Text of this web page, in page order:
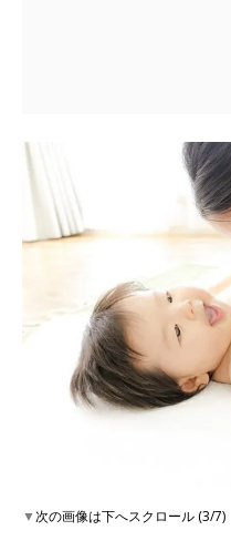
▼次の画像は下へスクロール (3/7)